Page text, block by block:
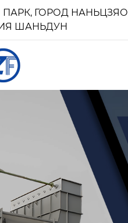
ГОРОД
ШАНЬДУН